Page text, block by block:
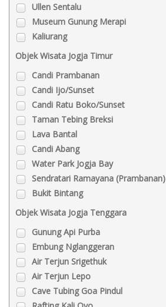
Ullen Sentalu
Museum Gunung Merapi
Kaliurang
Objek Wisata Jogja Timur
Candi Prambanan
Candi Ijo/Sunset
Candi Ratu Boko/Sunset
Taman Tebing Breksi
Lava Bantal
Candi Abang
Water Park Jogja Bay
Sendratari Ramayana (Prambanan)
Bukit Bintang
Objek Wisata Jogja Tenggara
Gunung Api Purba
Embung Nglanggeran
Air Terjun Srigethuk
Air Terjun Lepo
Cave Tubing Goa Pindul